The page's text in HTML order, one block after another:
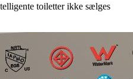
toiletter ikke sælges